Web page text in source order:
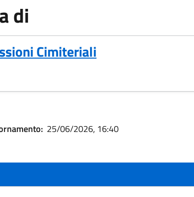
di
Cimiteriali
25/06/2026, 16:40